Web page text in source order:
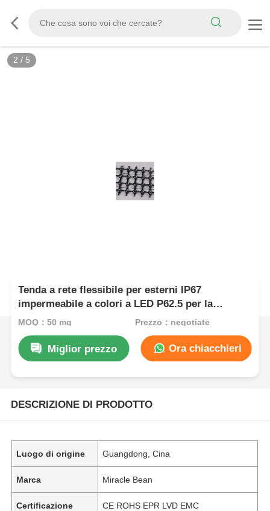
3 / 5
Tenda a rete flessibile per esterni IP67
impermeabile a colori a LED P62.5 per la
progettazione scenica e la decorazione di edifici
MOQ：50 mq Prezzo：negotiate
Miglior prezzo Ora chiacchieri
DESCRIZIONE DI PRODOTTO
Luogo di origine Guangdong, Cina
Marca Miracle Bean
Certificazione CE ROHS EPR LVD EMC